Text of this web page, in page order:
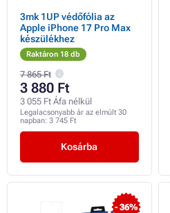
3mk 1UP védőfólia az
Apple iPhone 17 Pro Max
készülékhez
Raktáron 18 db
7 865 Ft
3 880 Ft
3 055 Ft Áfa nélkül
Legalacsonyabb ár az elmúlt 30
napban: 3 745 Ft
Kosárba
- 36%